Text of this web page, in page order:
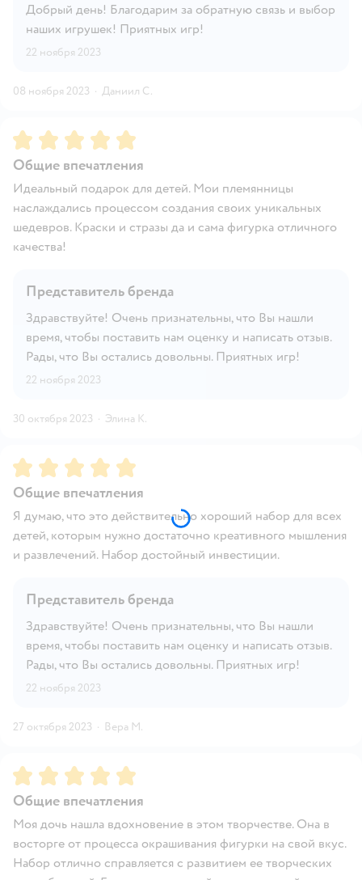
Добрый день! Благодарим за обратную связь и выбор
наших игрушек! Приятных игр!
22 ноября 2023
08 ноября 2023 · Даниил С.
Рейтинг:5
Общие впечатления
Идеальный подарок для детей. Мои племянницы
наслаждались процессом создания своих уникальных
шедевров. Краски и стразы да и сама фигурка отличного
качества!
Представитель бренда
Здравствуйте! Очень признательны, что Вы нашли
время, чтобы поставить нам оценку и написать отзыв.
Рады, что Вы остались довольны. Приятных игр!
22 ноября 2023
30 октября 2023 · Элина К.
Рейтинг:5
Общие впечатления
Я думаю, что это действительно хороший набор для всех
детей, которым нужно достаточно креативного мышления
и развлечений. Набор достойный инвестиции.
Представитель бренда
Здравствуйте! Очень признательны, что Вы нашли
время, чтобы поставить нам оценку и написать отзыв.
Рады, что Вы остались довольны. Приятных игр!
22 ноября 2023
27 октября 2023 · Вера М.
Рейтинг:5
Общие впечатления
Моя дочь нашла вдохновение в этом творчестве. Она в
восторге от процесса окрашивания фигурки на свой вкус.
Набор отлично справляется с развитием ее творческих